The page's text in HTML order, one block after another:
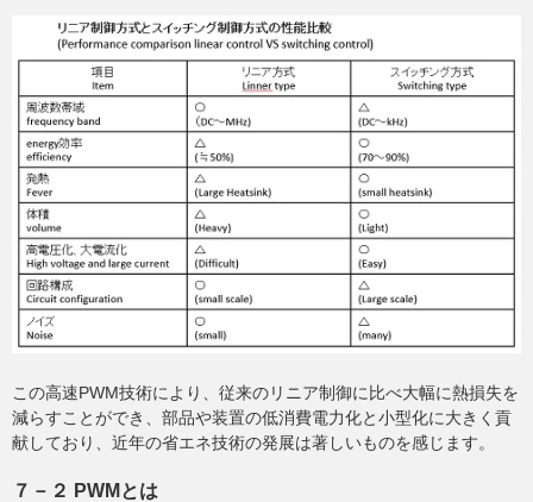
この高速PWM技術により、従来のリニア制御に比べ大幅に熱損失を
減らすことができ、部品や装置の低消費電力化と小型化に大きく貢
献しており、近年の省エネ技術の発展は著しいものを感じます。
７－２ PWMとは